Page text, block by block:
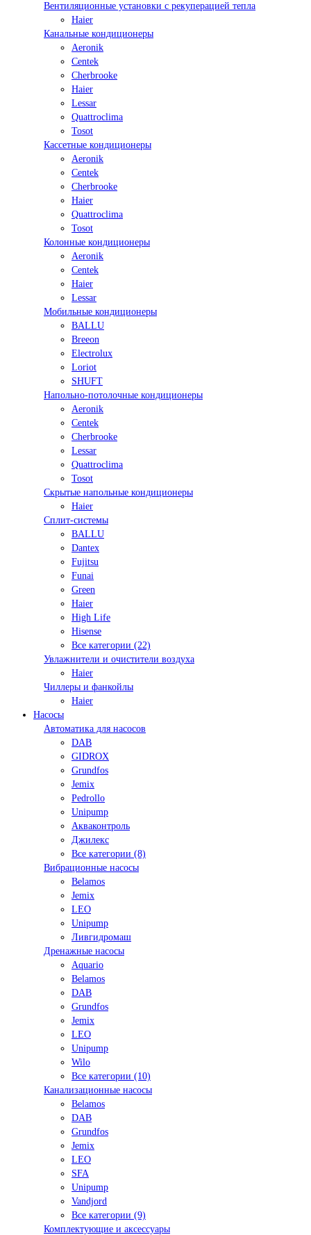
Вентиляционные установки с рекуперацией тепла
Haier
Канальные кондиционеры
Aeronik
Centek
Cherbrooke
Haier
Lessar
Quattroclima
Tosot
Кассетные кондиционеры
Aeronik
Centek
Cherbrooke
Haier
Quattroclima
Tosot
Колонные кондиционеры
Aeronik
Centek
Haier
Lessar
Мобильные кондиционеры
BALLU
Breeon
Electrolux
Loriot
SHUFT
Напольно-потолочные кондиционеры
Aeronik
Centek
Cherbrooke
Lessar
Quattroclima
Tosot
Скрытые напольные кондиционеры
Haier
Сплит-системы
BALLU
Dantex
Fujitsu
Funai
Green
Haier
High Life
Hisense
Все категории (22)
Увлажнители и очистители воздуха
Haier
Чиллеры и фанкойлы
Haier
Насосы
Автоматика для насосов
DAB
GIDROX
Grundfos
Jemix
Pedrollo
Unipump
Акваконтроль
Джилекс
Все категории (8)
Вибрационные насосы
Belamos
Jemix
LEO
Unipump
Ливгидромаш
Дренажные насосы
Aquario
Belamos
DAB
Grundfos
Jemix
LEO
Unipump
Wilo
Все категории (10)
Канализационные насосы
Belamos
DAB
Grundfos
Jemix
LEO
SFA
Unipump
Vandjord
Все категории (9)
Комплектующие и аксессуары